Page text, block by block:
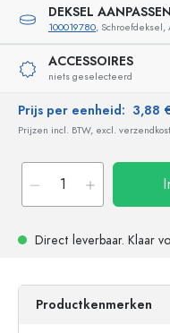
DEKSEL AANPASSEN
100019780, Schroefdeksel,
ACCESSOIRES
niets geselecteerd
Prijs per eenheid: 3,88 €
Prijzen incl. BTW, excl.
Direct leverbaar. Klaar
Productkenmerken